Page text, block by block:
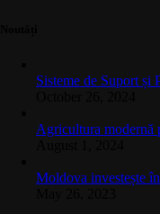
Sisteme de Suport și
Agricultura modernă
Moldova investește